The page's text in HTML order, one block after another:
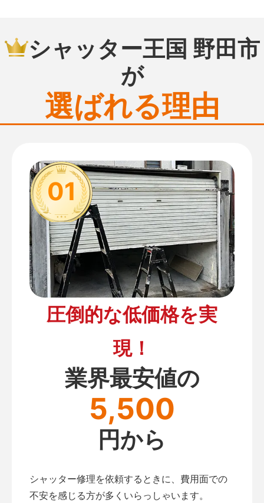
シャッター王国 野田市
が
選ばれる理由
01
圧倒的な低価格を実
現！
業界最安値の
5,500
円から
シャッター修理を依頼するときに、費用面での
不安を感じる方が多くいらっしゃいます。